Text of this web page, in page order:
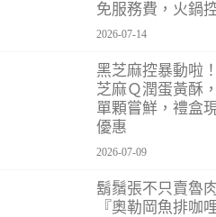
免服務費，火鍋
2026-07-14
黑芝麻控暴動啦
芝麻Ｑ潤蛋黃酥
單顆嘗鮮，禮盒
優惠
2026-07-09
鬍鬚張不只賣魯
『奧勒岡魚排咖